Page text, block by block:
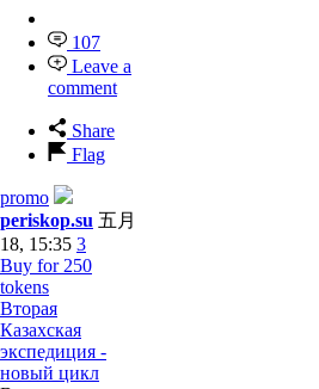
107
Leave a
comment
Share
Flag
promo
periskop.su 五月
18, 15:35 3
Buy for 250
tokens
Вторая
Казахская
экспедиция -
новый цикл